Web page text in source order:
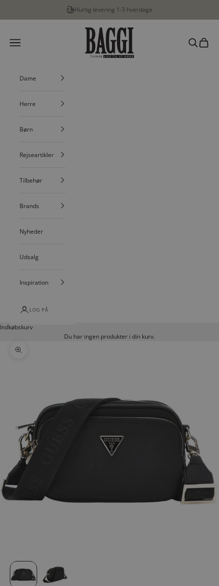
Hurtig levering 1-3 hverdage
BAGGI
Menu
Søg
Dame
Herre
Børn
Rejseartikler
Tilbehør
Brands
Nyheder
Udsalg
Inspiration
LOG PÅ
Indkøbskurv
Du har ingen produkter i din kurv.
Zoom